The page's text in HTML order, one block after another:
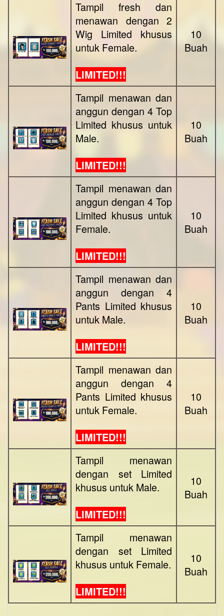
Tampil fresh dan
menawan dengan 2
Wig Limited khusus
untuk Female.
LIMITED!!!
10
Buah
Tampil menawan dan
anggun dengan 4 Top
Limited khusus untuk
Male.
LIMITED!!!
10
Buah
Tampil menawan dan
anggun dengan 4 Top
Limited khusus untuk
Female.
LIMITED!!!
10
Buah
Tampil menawan dan
anggun dengan 4
Pants Limited khusus
untuk Male.
LIMITED!!!
10
Buah
Tampil menawan dan
anggun dengan 4
Pants Limited khusus
untuk Female.
LIMITED!!!
10
Buah
Tampil menawan
dengan set Limited
khusus untuk Male.
LIMITED!!!
10
Buah
Tampil menawan
dengan set Limited
khusus untuk Female.
LIMITED!!!
10
Buah